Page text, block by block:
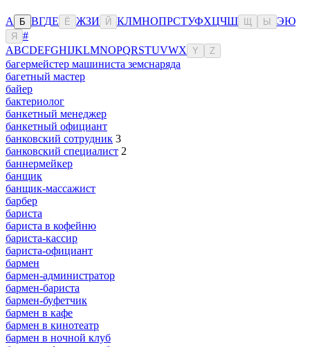
А Б ВГДЕ Ё ЖЗИ Й КЛМНОПРСТУФХЦЧШ Ы ЭЮ
Я
#
ABCDEFGHIJKLMNOPQRSTUVWX Y Z
багермейстер машиниста земснаряда
багетный мастер
байер
бактериолог
банкетный менеджер
банкетный официант
банковский сотрудник 3
банковский специалист 2
баннермейкер
банщик
банщик-массажист
барбер
бариста
бариста в кофейню
бариста-кассир
бариста-официант
бармен
бармен-администратор
бармен-бариста
бармен-буфетчик
бармен в кафе
бармен в кинотеатр
бармен в ночной клуб